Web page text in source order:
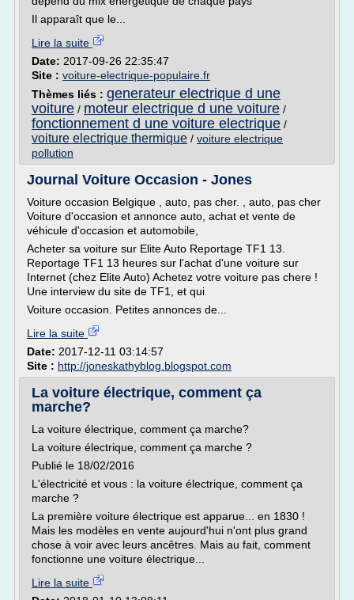
Il apparaît que le...
Lire la suite
Date: 2017-09-26 22:35:47
Site : voiture-electrique-populaire.fr
Thèmes liés : generateur electrique d une
voiture / moteur electrique d une voiture /
fonctionnement d une voiture electrique /
voiture electrique thermique / voiture electrique
pollution
Journal Voiture Occasion - Jones
Voiture occasion Belgique , auto, pas cher. , auto, pas cher
Voiture d'occasion et annonce auto, achat et vente de
véhicule d'occasion et automobile,
Acheter sa voiture sur Elite Auto Reportage TF1 13.
Reportage TF1 13 heures sur l'achat d'une voiture sur
Internet (chez Elite Auto) Achetez votre voiture pas chere !
Une interview du site de TF1, et qui
Voiture occasion. Petites annonces de...
Lire la suite
Date: 2017-12-11 03:14:57
Site : http://joneskathyblog.blogspot.com
La voiture électrique, comment ça
marche?
La voiture électrique, comment ça marche?
La voiture électrique, comment ça marche ?
Publié le 18/02/2016
L'électricité et vous : la voiture électrique, comment ça
marche ?
La première voiture électrique est apparue... en 1830 !
Mais les modèles en vente aujourd'hui n'ont plus grand
chose à voir avec leurs ancêtres. Mais au fait, comment
fonctionne une voiture électrique...
Lire la suite